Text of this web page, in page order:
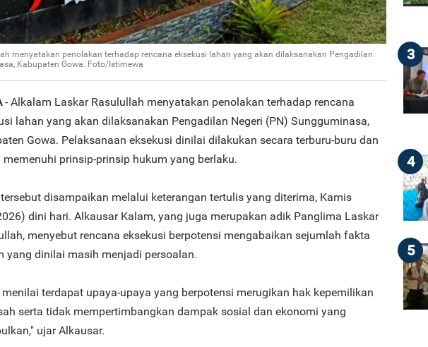
menyatakan penolakan terhadap rencana eksekusi lahan yang akan dilaksanakan Pengadilan
Kabupaten Gowa. Foto/Istimewa
- Alkalam Laskar Rasulullah menyatakan penolakan terhadap rencana
lahan yang akan dilaksanakan Pengadilan Negeri (PN) Sungguminasa,
Gowa. Pelaksanaan eksekusi dinilai dilakukan secara terburu-buru dan
memenuhi prinsip-prinsip hukum yang berlaku.
disampaikan melalui keterangan tertulis yang diterima, Kamis
dini hari. Alkausar Kalam, yang juga merupakan adik Panglima Laskar
menyebut rencana eksekusi berpotensi mengabaikan sejumlah fakta
yang dinilai masih menjadi persoalan.
menilai terdapat upaya-upaya yang berpotensi merugikan hak kepemilikan
serta tidak mempertimbangkan dampak sosial dan ekonomi yang
ujar Alkausar.
3
4
5